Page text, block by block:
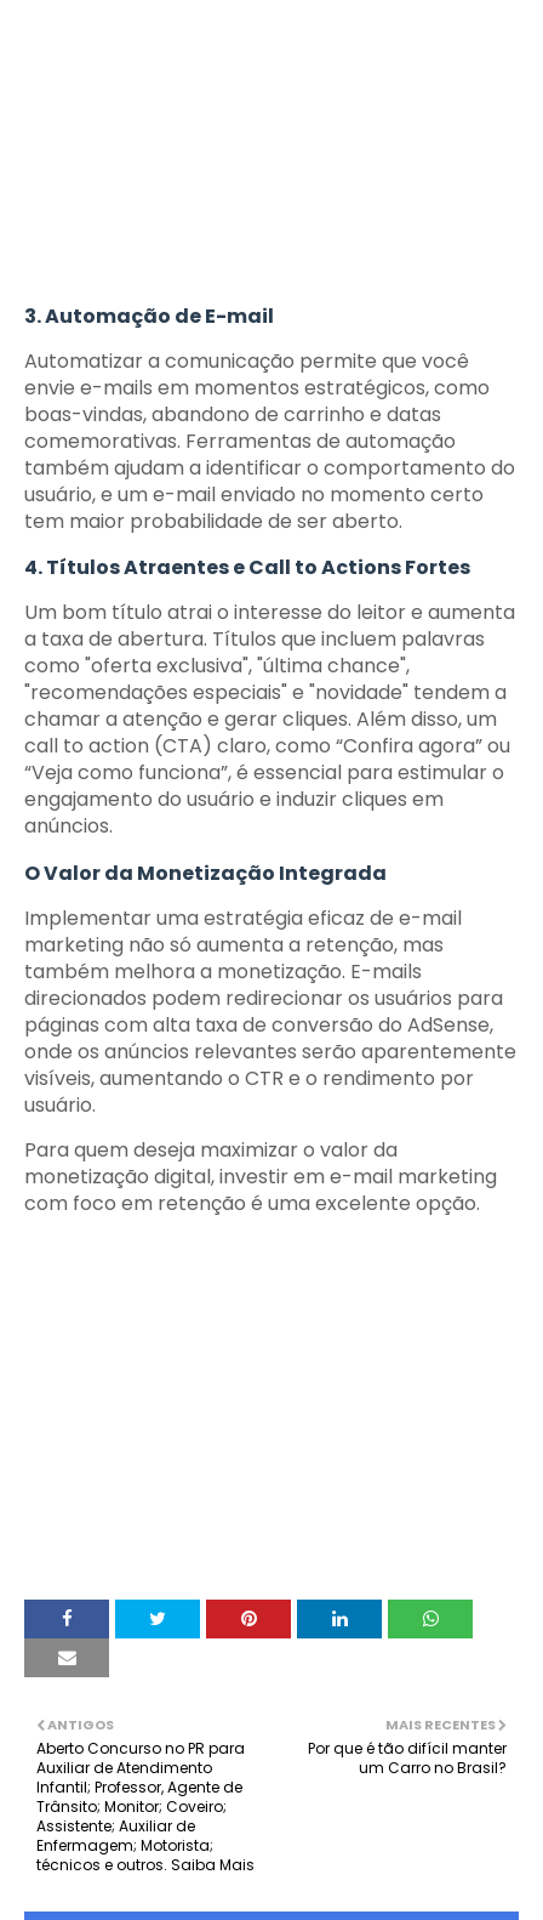
3. Automação de E-mail
Automatizar a comunicação permite que você
envie e-mails em momentos estratégicos, como
boas-vindas, abandono de carrinho e datas
comemorativas. Ferramentas de automação
também ajudam a identificar o comportamento do
usuário, e um e-mail enviado no momento certo
tem maior probabilidade de ser aberto.
4. Títulos Atraentes e Call to Actions Fortes
Um bom título atrai o interesse do leitor e aumenta
a taxa de abertura. Títulos que incluem palavras
como "oferta exclusiva", "última chance",
"recomendações especiais" e "novidade" tendem a
chamar a atenção e gerar cliques. Além disso, um
call to action (CTA) claro, como “Confira agora” ou
“Veja como funciona”, é essencial para estimular o
engajamento do usuário e induzir cliques em
anúncios.
O Valor da Monetização Integrada
Implementar uma estratégia eficaz de e-mail
marketing não só aumenta a retenção, mas
também melhora a monetização. E-mails
direcionados podem redirecionar os usuários para
páginas com alta taxa de conversão do AdSense,
onde os anúncios relevantes serão aparentemente
visíveis, aumentando o CTR e o rendimento por
usuário.
Para quem deseja maximizar o valor da
monetização digital, investir em e-mail marketing
com foco em retenção é uma excelente opção.
MAIS RECENTES
Por que é tão difícil manter
um Carro no Brasil?
ANTIGOS
Aberto Concurso no PR para
Auxiliar de Atendimento
Infantil; Professor, Agente de
Trânsito; Monitor; Coveiro;
Assistente; Auxiliar de
Enfermagem; Motorista;
técnicos e outros. Saiba Mais